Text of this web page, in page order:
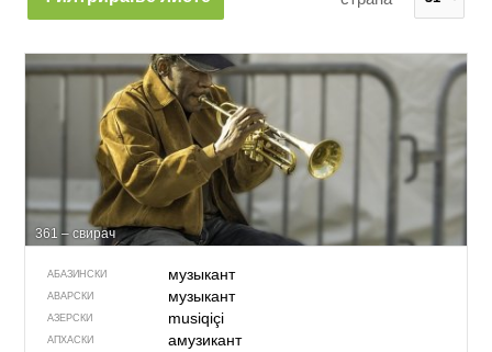
361 – свирач
АБАЗИНСКИ музыкант
АВАРСКИ музыкант
АЗЕРСКИ musiqiçi
АПХАСКИ амузикант